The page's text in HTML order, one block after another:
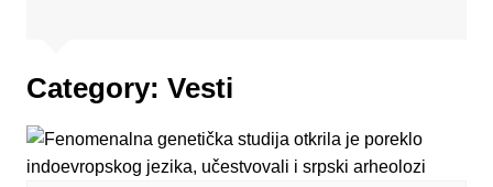
Category: Vesti